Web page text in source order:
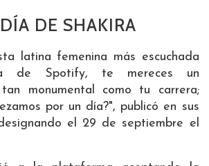
DE SHAKIRA
latina femenina más escuchada
de Spotify, te mereces un
tan monumental como tu carrera;
por un día?", publicó en sus
el 29 de septiembre el